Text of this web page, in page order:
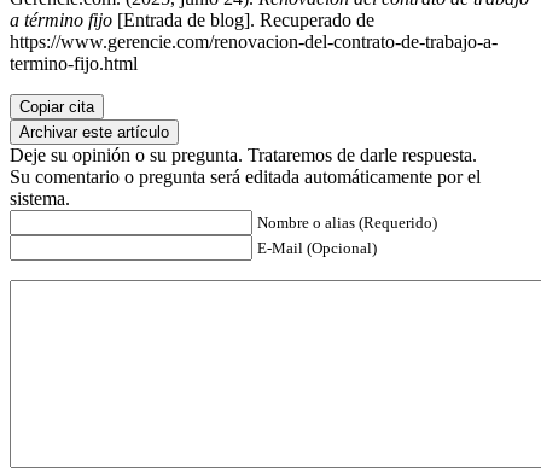
a término fijo [Entrada de blog]. Recuperado de
https://www.gerencie.com/renovacion-del-contrato-de-trabajo-a-
termino-fijo.html
Copiar cita
Archivar este artículo
Deje su opinión o su pregunta. Trataremos de darle respuesta.
Su comentario o pregunta será editada automáticamente por el
sistema.
Nombre o alias (Requerido)
E-Mail (Opcional)